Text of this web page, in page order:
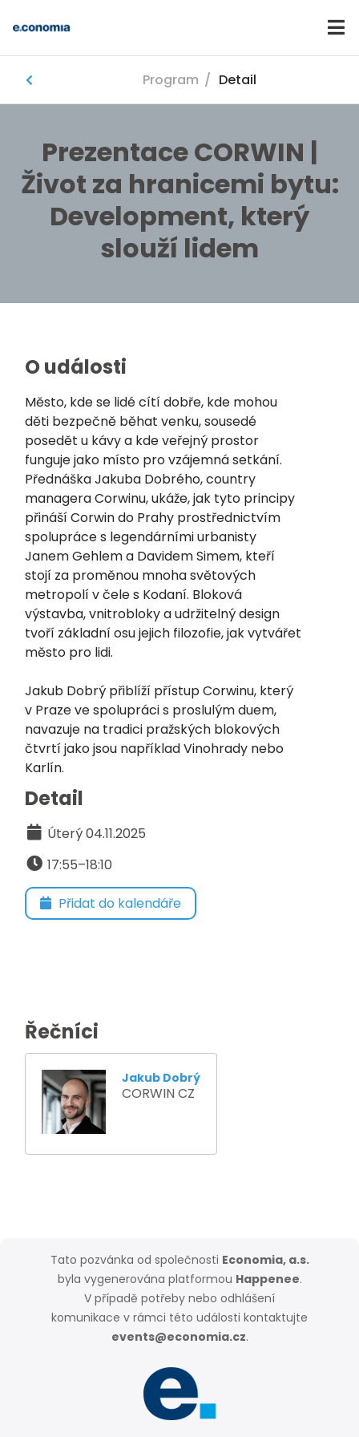
Program / Detail
Prezentace CORWIN |
Život za hranicemi bytu:
Development, který
slouží lidem
O události
Město, kde se lidé cítí dobře, kde mohou
děti bezpečně běhat venku, sousedé
posedět u kávy a kde veřejný prostor
funguje jako místo pro vzájemná setkání.
Přednáška Jakuba Dobrého, country
managera Corwinu, ukáže, jak tyto principy
přináší Corwin do Prahy prostřednictvím
spolupráce s legendárními urbanisty
Janem Gehlem a Davidem Simem, kteří
stojí za proměnou mnoha světových
metropolí v čele s Kodaní. Bloková
výstavba, vnitrobloky a udržitelný design
tvoří základní osu jejich filozofie, jak vytvářet
město pro lidi.
Jakub Dobrý přiblíží přístup Corwinu, který
v Praze ve spolupráci s proslulým duem,
navazuje na tradici pražských blokových
čtvrtí jako jsou například Vinohrady nebo
Karlín.
Detail
Úterý 04.11.2025
17:55–18:10
Přidat do kalendáře
Řečníci
Jakub Dobrý
CORWIN CZ
Tato pozvánka od společnosti Economia, a.s.
byla vygenerována platformou Happenee.
V případě potřeby nebo odhlášení
komunikace v rámci této události kontaktujte
events@economia.cz.